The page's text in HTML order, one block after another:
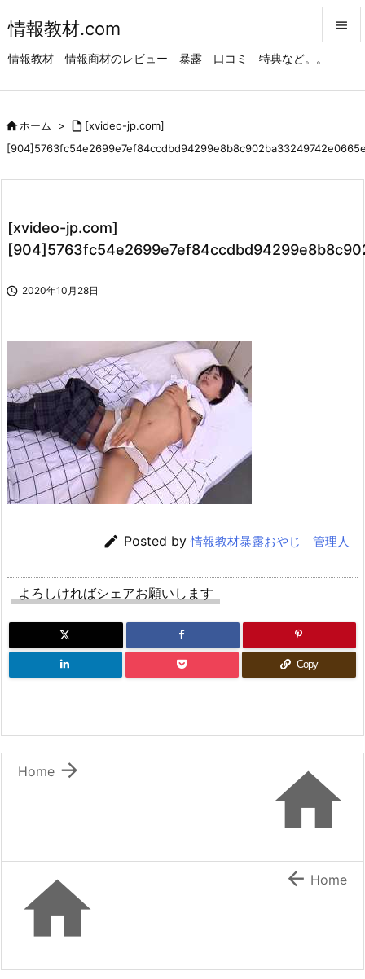
情報教材.com
情報教材 情報商材のレビュー 暴露 口コミ 特典など。。



検索
ホーム >  [xvideo-jp.com]
[xvideo-jp.com]
 2020年10月28日
 Posted by情報教材暴露おやじ 管理人
よろしければシェアお願いします
Copy


Home
  Home